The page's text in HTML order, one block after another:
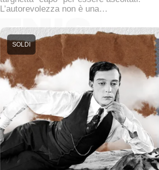
L’autorevolezza non è una…
SOLDI